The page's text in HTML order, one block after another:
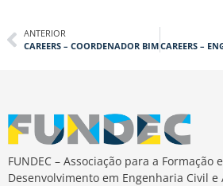
ANTERIOR
CAREERS – COORDENADOR BIM
FUNDEC – Associação para a Formação
Desenvolvimento em Engenharia Civil